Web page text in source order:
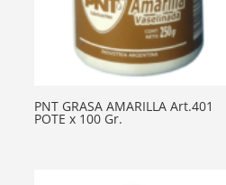
PNT GRASA AMARILLA Art.401
POTE x 100 Gr.